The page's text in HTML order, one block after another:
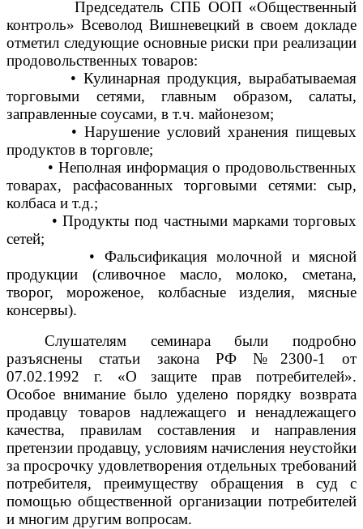
Председатель СПБ ООП «Общественный
контроль» Всеволод Вишневецкий в своем докладе
отметил следующие основные риски при реализации
продовольственных товаров:
• Кулинарная продукция, вырабатываемая
торговыми сетями, главным образом, салаты,
заправленные соусами, в т.ч. майонезом;
• Нарушение условий хранения пищевых
продуктов в торговле;
• Неполная информация о продовольственных
товарах, расфасованных торговыми сетями: сыр,
колбаса и т.д.;
• Продукты под частными марками торговых
сетей;
• Фальсификация молочной и мясной
продукции (сливочное масло, молоко, сметана,
творог, мороженое, колбасные изделия, мясные
консервы).
Слушателям семинара были подробно
разъяснены статьи закона РФ №2300-1 от
07.02.1992 г. «О защите прав потребителей».
Особое внимание было уделено порядку возврата
продавцу товаров надлежащего и ненадлежащего
качества, правилам составления и направления
претензии продавцу, условиям начисления неустойки
за просрочку удовлетворения отдельных требований
потребителя, преимуществу обращения в суд с
помощью общественной организации потребителей
и многим другим вопросам.